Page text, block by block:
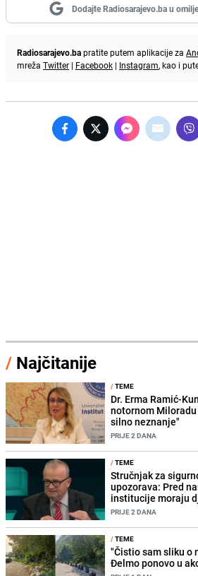
Dodajte Radiosarajevo.ba u
Radiosarajevo.bapratite putem aplikacije za
mreža Twitter | Facebook | Instagram, kao i
/ Najčitanije
/TEME
Dr. Erma Ramić-
notornom
silno neznanje"
PRIJE 2 DANA
/TEME
Stručnjak za
upozorava: Pred
institucije moraju
PRIJE 2 DANA
/TEME
"Čistio sam sliku o
Đelmo ponovo u